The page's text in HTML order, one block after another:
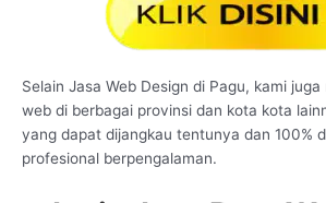
Selain Jasa Web Design di Pagu, kami
web di berbagai provinsi dan kota kota
yang dapat dijangkau tentunya dan 100%
profesional berpengalaman.